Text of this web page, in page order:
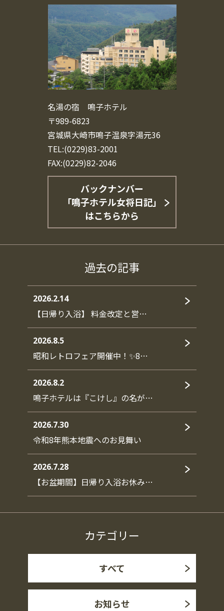
名湯の宿 鳴子ホテル
〒989-6823
宮城県大崎市鳴子温泉字湯元36
TEL:(0229)83-2001
FAX:(0229)82-2046
バックナンバー
「鳴子ホテル女将日記」
はこちらから
過去の記事
2026.2.14
【日帰り入浴】 料金改定と営…
2026.8.5
昭和レトロフェア開催中！✨8…
2026.8.2
鳴子ホテルは『こけし』の名が…
2026.7.30
令和8年熊本地震へのお見舞い
2026.7.28
【お盆期間】日帰り入浴お休み…
カテゴリー
すべて
お知らせ